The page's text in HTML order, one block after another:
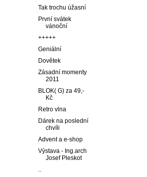
Tak trochu úžasní
První svátek
vánoční
+++++
Geniální
Dovětek
Zásadní momenty
2011
BLOK( G) za 49,-
Kč
Retro vlna
Dárek na poslední
chvíli
Advent a e-shop
Výstava - Ing.arch
Josef Pleskot
..